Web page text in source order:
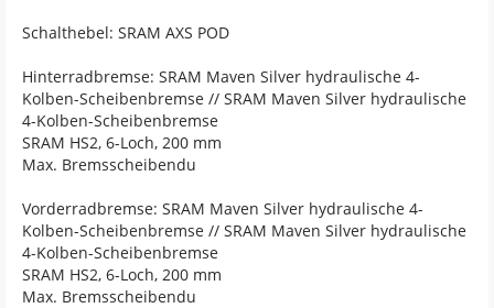
Schalthebel: SRAM AXS POD
Hinterradbremse: SRAM Maven Silver hydraulische 4-
Kolben-Scheibenbremse // SRAM Maven Silver hydraulische
4-Kolben-Scheibenbremse
SRAM HS2, 6-Loch, 200 mm
Max. Bremsscheibendu
Vorderradbremse: SRAM Maven Silver hydraulische 4-
Kolben-Scheibenbremse // SRAM Maven Silver hydraulische
4-Kolben-Scheibenbremse
SRAM HS2, 6-Loch, 200 mm
Max. Bremsscheibendu